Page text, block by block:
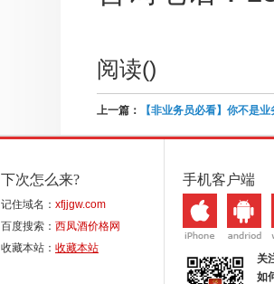
阅读()
上一篇： 【非业务员必看】你不是
下次怎么来?
记住域名： xfjjgw.com
百度搜索： 西凤酒价格网
收藏本站： 收藏本站
手机客户端
关
如